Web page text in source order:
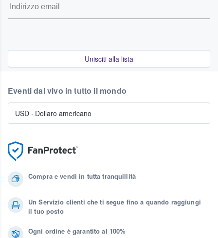
Unisciti alla lista
Compra e vendi in tutta tranquillità
Un Servizio clienti che ti segue fino a quando raggiungi
il tuo posto
Ogni ordine è garantito al 100%
Eventi dal vivo in tutto il mondo
USD · Dollaro americano